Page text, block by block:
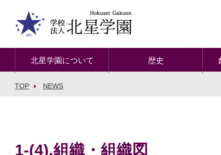
北星学園について 歴史
TOP NEWS
1-(4).組織・組織図